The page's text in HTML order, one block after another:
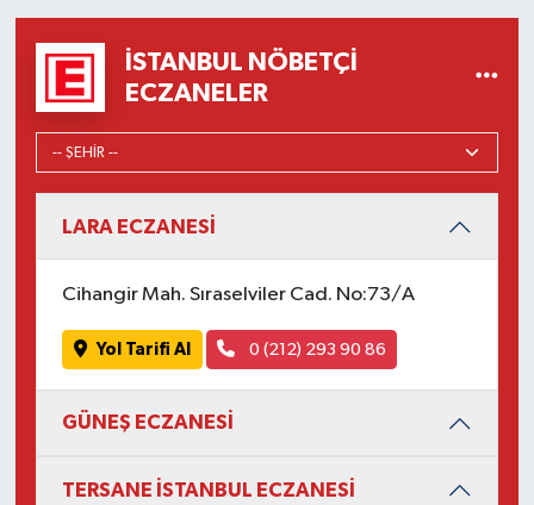
İSTANBUL NÖBETÇI
ECZANELER
LARA ECZANESİ
Cihangir Mah. Sıraselviler Cad. No:73/A
Yol Tarifi Al 0 (212) 293 90 86
GÜNEŞ ECZANESİ
TERSANE İSTANBUL ECZANESİ